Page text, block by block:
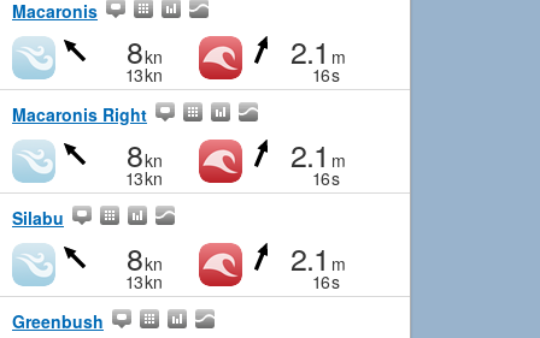
Macaronis
8kn
13kn
2.1 m
16s
Macaronis Right
8kn
13kn
2.1 m
16s
Silabu
8kn
13kn
2.1 m
16s
Greenbush